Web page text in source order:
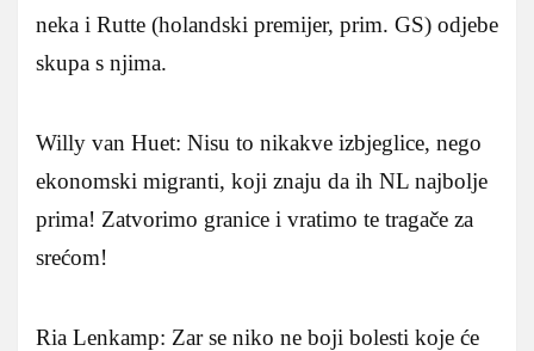
neka i Rutte (holandski premijer, prim. GS) odjebe
skupa s njima.
Willy van Huet: Nisu to nikakve izbjeglice, nego
ekonomski migranti, koji znaju da ih NL najbolje
prima! Zatvorimo granice i vratimo te tragače za
srećom!
Ria Lenkamp: Zar se niko ne boji bolesti koje će